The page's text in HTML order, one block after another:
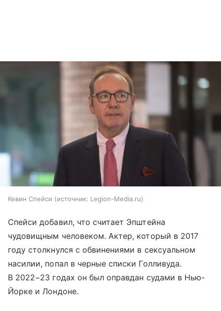
Кевин Спейси источник: Legion-Media.ru
Спейси добавил, что считает Эпштейна
чудовищным человеком. Актер, который в 2017
году столкнулся с обвинениями в сексуальном
насилии, попал в черные списки Голливуда.
В 2022−23 годах он был оправдан судами в Нью-
Йорке и Лондоне.